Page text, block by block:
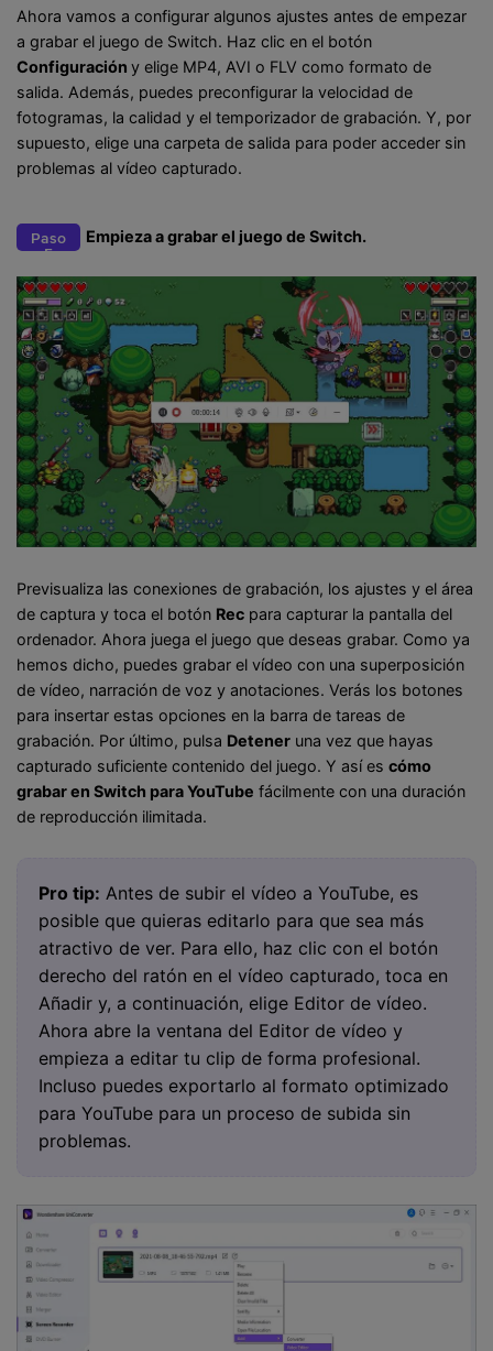
Ahora vamos a configurar algunos ajustes antes de empezar
a grabar el juego de Switch. Haz clic en el botón
Configuración y elige MP4, AVI o FLV como formato de
salida. Además, puedes preconfigurar la velocidad de
fotogramas, la calidad y el temporizador de grabación. Y, por
supuesto, elige una carpeta de salida para poder acceder sin
problemas al vídeo capturado.
Paso
5
Empieza a grabar el juego de Switch.
Previsualiza las conexiones de grabación, los ajustes y el área
de captura y toca el botón Rec para capturar la pantalla del
ordenador. Ahora juega el juego que deseas grabar. Como ya
hemos dicho, puedes grabar el vídeo con una superposición
de vídeo, narración de voz y anotaciones. Verás los botones
para insertar estas opciones en la barra de tareas de
grabación. Por último, pulsa Detener una vez que hayas
capturado suficiente contenido del juego. Y así es cómo
grabar en Switch para YouTube fácilmente con una duración
de reproducción ilimitada.
Pro tip: Antes de subir el vídeo a YouTube, es
posible que quieras editarlo para que sea más
atractivo de ver. Para ello, haz clic con el botón
derecho del ratón en el vídeo capturado, toca en
Añadir y, a continuación, elige Editor de vídeo.
Ahora abre la ventana del Editor de vídeo y
empieza a editar tu clip de forma profesional.
Incluso puedes exportarlo al formato optimizado
para YouTube para un proceso de subida sin
problemas.